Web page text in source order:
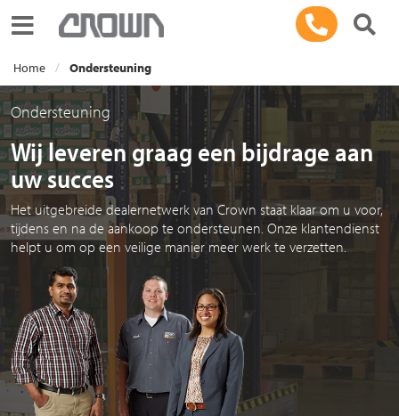
Toggle navigation
Home Ondersteuning
Ondersteuning
Wij leveren graag een bijdrage aan
uw succes
Het uitgebreide dealernetwerk van Crown staat klaar om u voor,
tijdens en na de aankoop te ondersteunen. Onze klantendienst
helpt u om op een veilige manier meer werk te verzetten.